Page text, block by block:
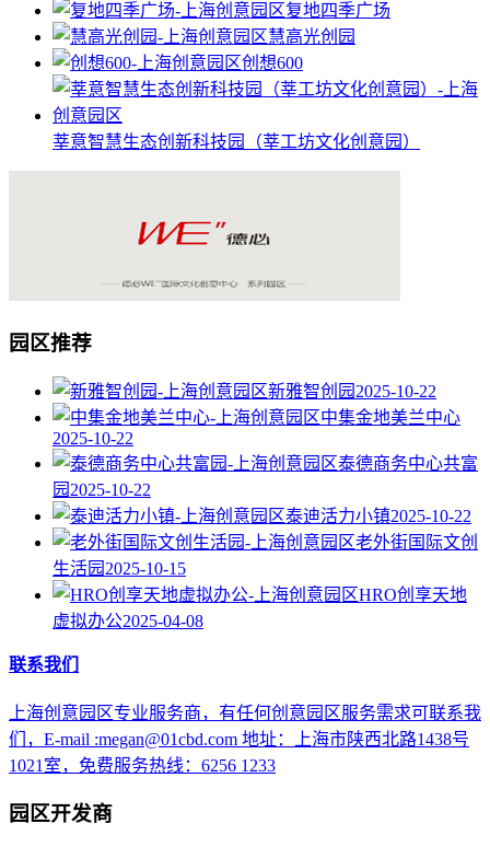
复地四季广场
慧高光创园
创想600
莘意智慧生态创新科技园（莘工坊文化创意园）
园区推荐
新雅智创园 2025-10-22
中集金地美兰中心
2025-10-22
泰德商务中心共富
园 2025-10-22
泰迪活力小镇2025-10-22
老外街国际文创
生活园 2025-10-15
HRO创享天地
虚拟办公2025-04-08
联系我们
上海创意园区专业服务商，有任何创意园区服务需求可联系我
们，E-mail :megan@01cbd.com 地址：上海市陕西北路1438号
1021室，免费服务热线：6256 1233
园区开发商